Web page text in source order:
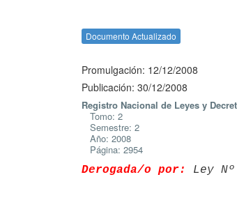
Documento Actualizado
Promulgación: 12/12/2008
Publicación: 30/12/2008
Registro Nacional de Leyes y
Tomo: 2
Semestre: 2
Año: 2008
Página: 2954
Derogada/o por: Ley